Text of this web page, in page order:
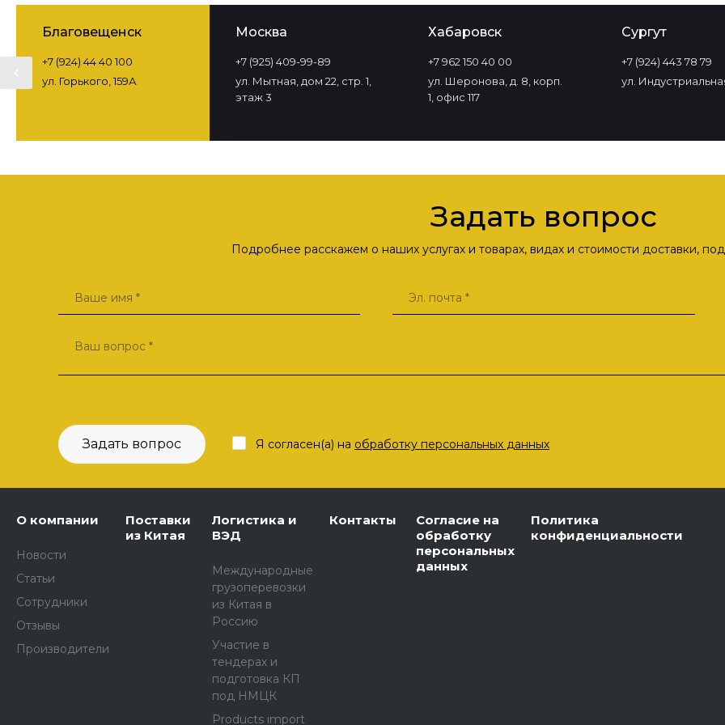
Благовещенск
+7 (924) 44 40 100
ул. Горького, 159А
Москва
+7 (925) 409-99-89
ул. Мытная, дом 22, стр. 1,
этаж 3
Хабаровск
+7 962 150 40 00
ул. Шеронова, д. 8, корп.
1, офис 117
Сургут
+7 (924) 443 78 79
ул.
Задать вопрос
Подробнее расскажем о наших услугах и товарах, видах и стоимости доставки,
Задать вопрос Я согласен(а) на обработку персональных данных
О компании
Новости
Статьи
Сотрудники
Отзывы
Производители
Поставки
из Китая
Логистика и
ВЭД
Международные
грузоперевозки
из Китая в
Россию
Участие в
тендерах и
подготовка КП
под НМЦК
Products import
Контакты
Согласие на
обработку
персональных
данных
Политика
конфиденциальности